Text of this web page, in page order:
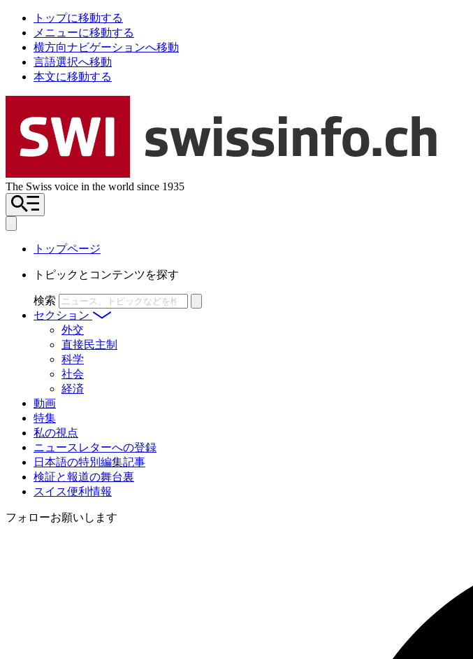
トップに移動する
メニューに移動する
横方向ナビゲーションへ移動
言語選択へ移動
本文に移動する
The Swiss voice in the world since 1935
トップページ
トピックとコンテンツを探す
検索
セクション
外交
直接民主制
科学
社会
経済
動画
特集
私の視点
ニュースレターへの登録
日本語の特別編集記事
検証と報道の舞台裏
スイス便利情報
フォローお願いします